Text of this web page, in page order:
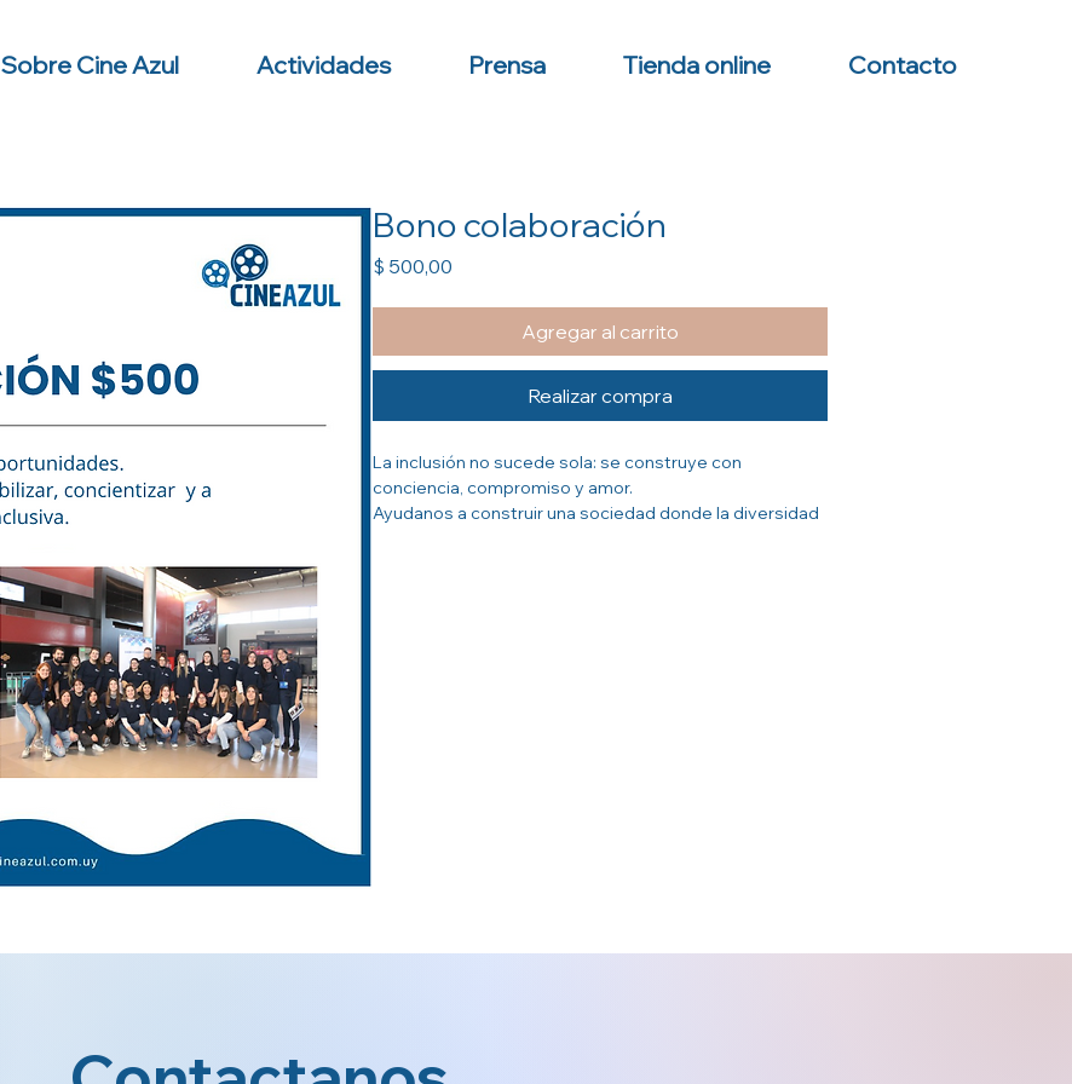
Sobre Cine Azul Actividades Prensa Tienda online Contacto
Bono colaboración
$ 500,00
Agregar al carrito
Realizar compra
La inclusión no sucede sola: se construye con
conciencia, compromiso y amor.
Ayudanos a construir una sociedad donde la diversidad